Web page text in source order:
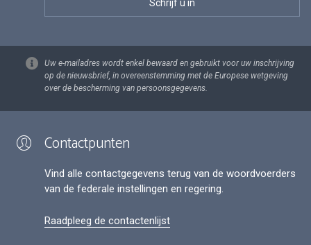
Uw e-mailadres wordt enkel bewaard en gebruikt voor uw inschrijving
op de nieuwsbrief, in overeenstemming met de Europese wetgeving
over de bescherming van persoonsgegevens.
Contactpunten
Vind alle contactgegevens terug van de woordvoerders
van de federale instellingen en regering.
Raadpleeg de contactenlijst